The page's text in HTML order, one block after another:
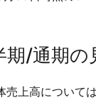
/通期の
上高について